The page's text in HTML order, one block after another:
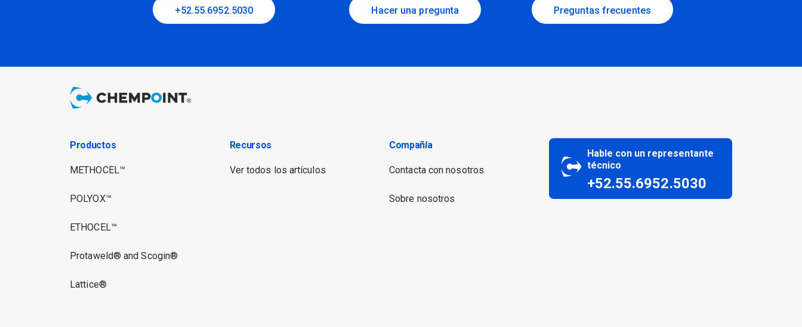
+52.55.6952.5030 Hacer una pregunta Preguntas frecuentes
Productos
METHOCEL™
POLYOX™
ETHOCEL™
Protaweld® and Scogin®
Lattice®
Recursos
Ver todos los artículos
Compañía
Contacta con nosotros
Sobre nosotros
Hable con un representante
técnico
+52.55.6952.5030